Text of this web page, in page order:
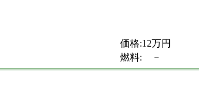
価格:12万円
燃料: －